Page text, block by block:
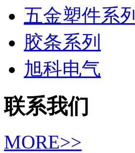
五金塑件系列
胶条系列
旭科电气
联系我们
MORE>>